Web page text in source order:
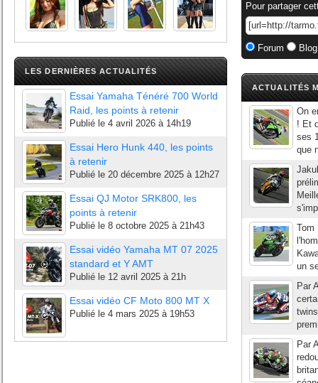
LES DERNIÈRES ACTUALITÉS
Essai Yamaha Ténéré 700 World
Raid, les points à retenir
Publié le 4 avril 2026 à 14h19
Essai Hero Hunk 440, les points
à retenir
Publié le 20 décembre 2025 à 12h27
Essai QJ Motor SRK800, les
points à retenir
Publié le 8 octobre 2025 à 21h43
Essai vidéo Yamaha MT 07 2025
standard et Y AMT
Publié le 12 avril 2025 à 21h
Essai vidéo CF Moto 800 MT X
Publié le 4 mars 2025 à 19h53
Pour partager
Forum
ACTUALITÉS
On
! Et
ses
que
Tom
un
Par
Par